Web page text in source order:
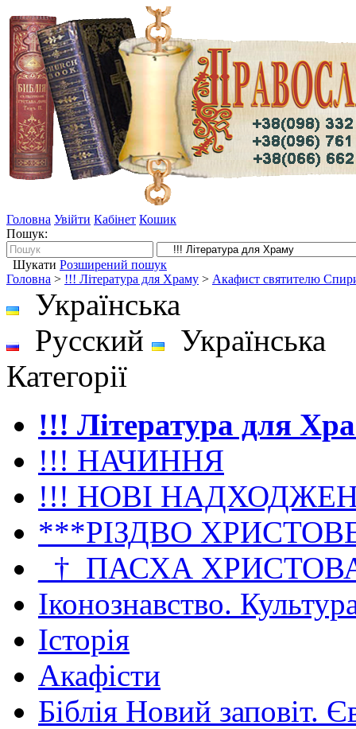
Головна Увійти Кабінет Кошик
Пошук:
Шукати Розширений пошук
Головна > !!! Література для Храму > Акафист святителю
Українська
Русский
Українська
Категорії
!!! Література для
!!! НАЧИННЯ
!!! НОВІ
***РІЗДВО
_†_ПАСХА
Іконознавство.
Історія
Акафісти
Біблія Новий заповіт.